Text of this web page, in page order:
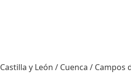
y León / Cuenca / Campos